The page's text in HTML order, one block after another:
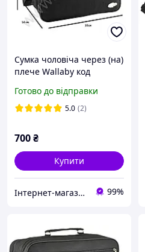
Сумка чоловіча через (на)
плече Wallaby код
Готово до відправки
5.0 (2)
700₴
Купити
Інтернет-магазин " САКВОЯЖ" 99%